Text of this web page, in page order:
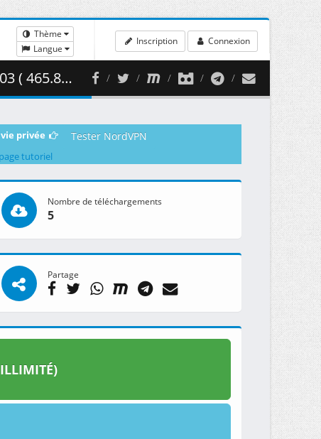
Thème
Langue
Inscription Connexion
MB )
privée Tester NordVPN
tutoriel
Nombre de téléchargements
5
Partage